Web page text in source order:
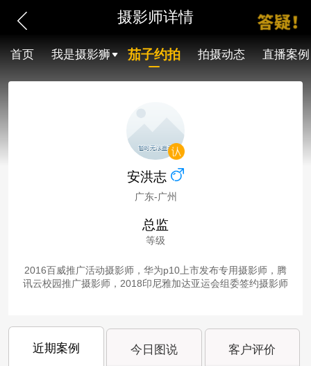
摄影师详情
首页 我是摄影狮 茄子约拍 拍摄动态 直播案例
安洪志
广东-广州
总监
等级
2016百威推广活动摄影师，华为p10上市发布专用摄影师，腾
讯云校园推广摄影师，2018印尼雅加达亚运会组委签约摄影师
近期案例 今日图说 客户评价